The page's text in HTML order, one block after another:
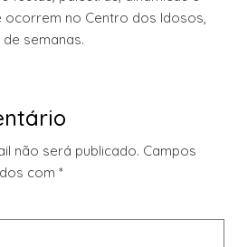
no Centro dos Idosos,
semanas.
não será publicado. Campos
com *